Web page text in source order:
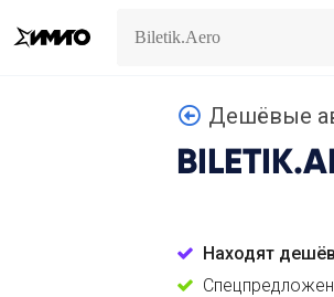
Search
Дешёвые
Находят